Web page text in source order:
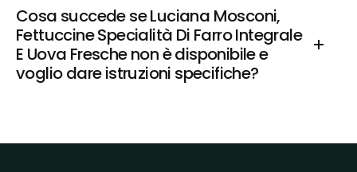
Cosa succede se Luciana Mosconi,
Fettuccine Specialità Di Farro Integrale
E Uova Fresche non è disponibile e
voglio dare istruzioni specifiche?